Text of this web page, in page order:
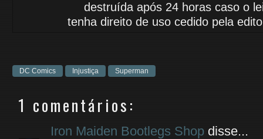
destruída após 24 horas caso o
tenha direito de uso cedido pela
DC Comics Injustiça Superman
1 comentários:
Iron Maiden Bootlegs Shop disse...